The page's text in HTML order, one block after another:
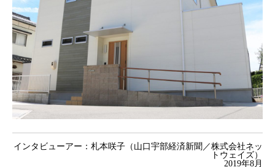
インタビューアー：札本咲子（ 山口宇部経済新聞／株式会社ネッ
トウェイズ）
2019年8月